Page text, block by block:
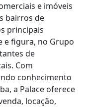
e imóveis
bairros de
principais
e figura, no Grupo
de
Com
conhecimento
a Palace oferece
locação,